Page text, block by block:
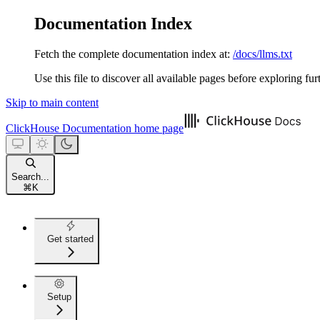
Documentation Index
Fetch the complete documentation index at: /docs/llms.txt
Use this file to discover all available pages before exploring
Skip to main content
ClickHouse Documentation home page
Search...
⌘ K
Get started
Setup